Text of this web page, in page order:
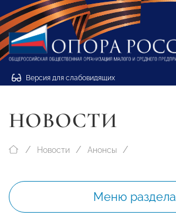
Версия для слабовидящих
НОВОСТИ
Новости Анонсы
Меню раздела